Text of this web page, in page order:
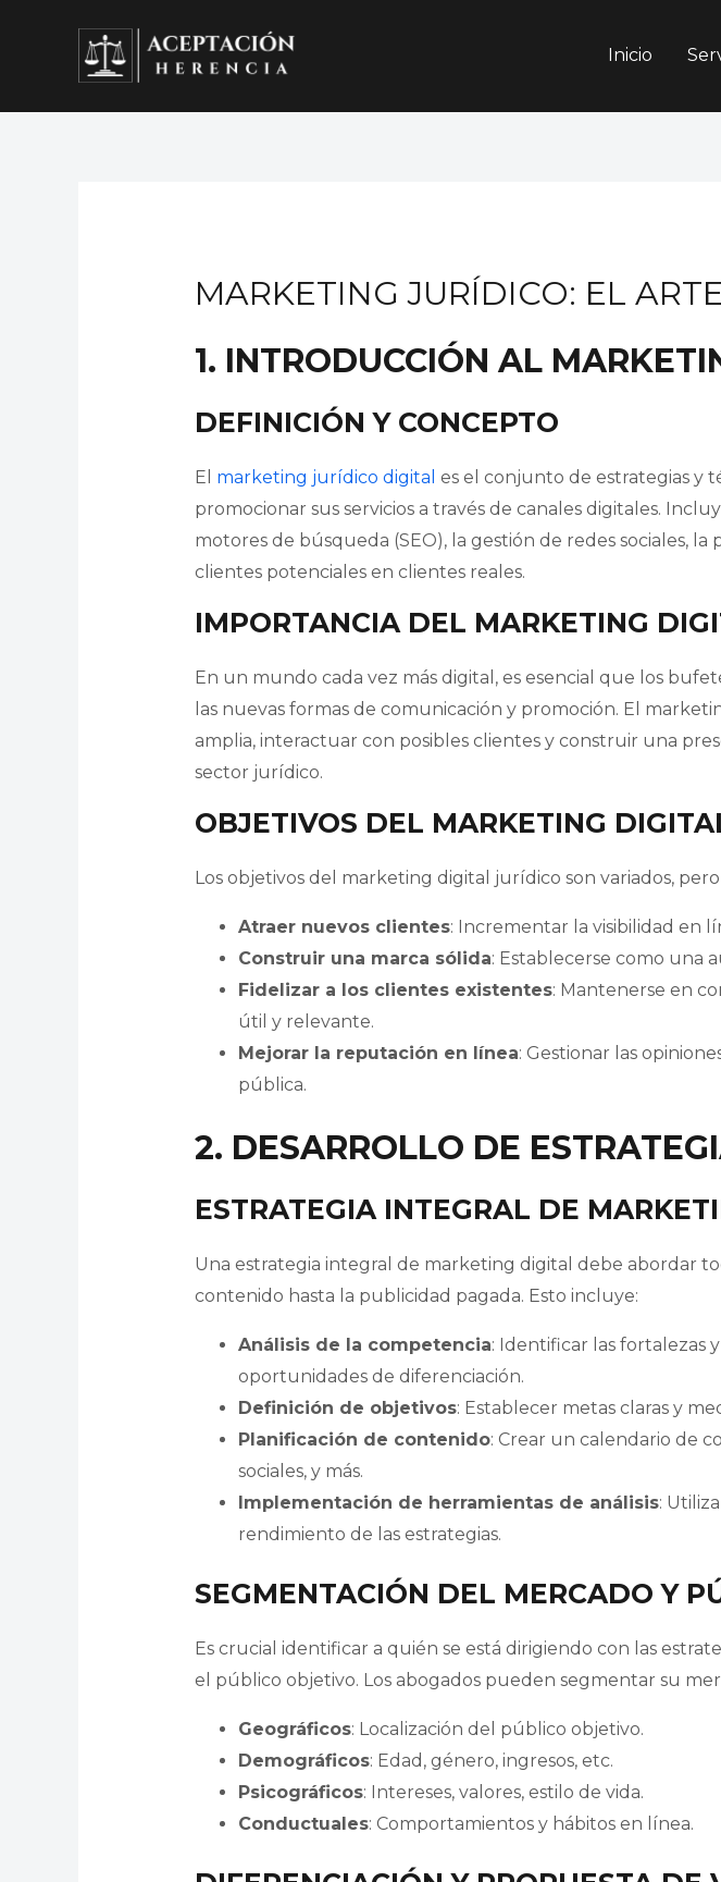
contenido
Inicio
MARKETING JURÍDICO: EL
1. INTRODUCCIÓN AL
DEFINICIÓN Y CONCEPTO
El marketing jurídico digital es el conjunto de estrategias y
promocionar sus servicios a través de canales digitales.
motores de búsqueda (SEO), la gestión de redes sociales,
clientes potenciales en clientes reales.
IMPORTANCIA DEL MARKETING
En un mundo cada vez más digital, es esencial que los
las nuevas formas de comunicación y promoción. El
amplia, interactuar con posibles clientes y construir una
sector jurídico.
OBJETIVOS DEL MARKETING
Los objetivos del marketing digital jurídico son variados,
Atraer nuevos clientes: Incrementar la visibilidad en
Construir una marca sólida: Establecerse como una
Fidelizar a los clientes existentes: Mantenerse en
útil y relevante.
Mejorar la reputación en línea: Gestionar las
pública.
2. DESARROLLO DE
ESTRATEGIA INTEGRAL DE
Una estrategia integral de marketing digital debe abordar
contenido hasta la publicidad pagada. Esto incluye:
Análisis de la competencia: Identificar las fortalezas
oportunidades de diferenciación.
Definición de objetivos: Establecer metas claras y
Planificación de contenido: Crear un calendario de
sociales, y más.
Implementación de herramientas de análisis:
rendimiento de las estrategias.
SEGMENTACIÓN DEL MERCADO Y
Es crucial identificar a quién se está dirigiendo con las
el público objetivo. Los abogados pueden segmentar su
Geográficos: Localización del público objetivo.
Demográficos: Edad, género, ingresos, etc.
Psicográficos: Intereses, valores, estilo de vida.
Conductuales: Comportamientos y hábitos en línea.